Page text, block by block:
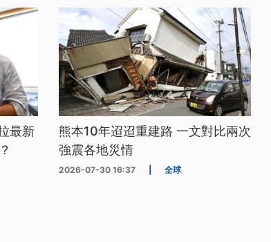
最新
熊本10年迢迢重建路 一文對比兩次
強震各地災情
2026-07-30 16:37 全球